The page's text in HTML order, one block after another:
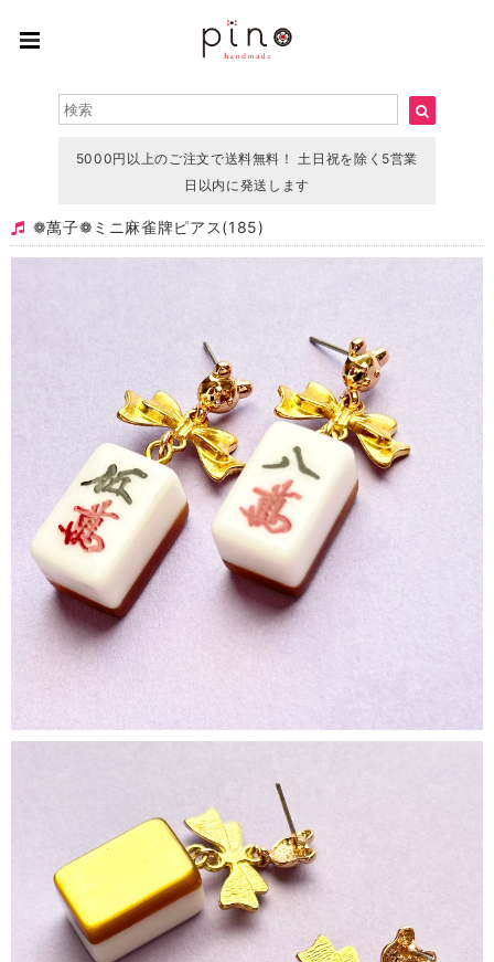
5000円以上のご注文で送料無料！ 土日祝を除く5営業
日以内に発送します
❁ 萬子 ❁ミニ 麻雀牌ピアス(185)